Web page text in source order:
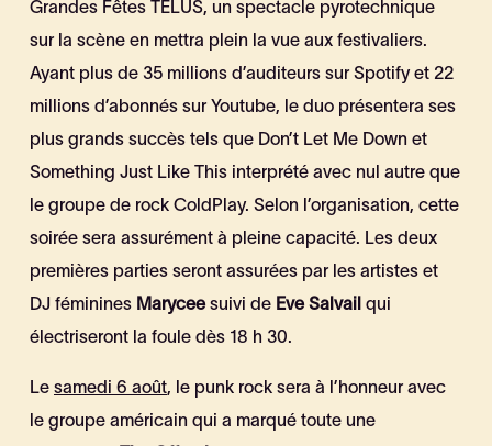
Grandes Fêtes TELUS, un spectacle pyrotechnique
sur la scène en mettra plein la vue aux festivaliers.
Ayant plus de 35 millions d’auditeurs sur Spotify et 22
millions d’abonnés sur Youtube, le duo présentera ses
plus grands succès tels que Don’t Let Me Down et
Something Just Like This interprété avec nul autre que
le groupe de rock ColdPlay. Selon l’organisation, cette
soirée sera assurément à pleine capacité. Les deux
premières parties seront assurées par les artistes et
DJ féminines Maryceesuivi de Eve Salvail qui
électriseront la foule dès 18 h 30.
Le samedi 6 août, le punk rock sera à l’honneur avec
le groupe américain qui a marqué toute une